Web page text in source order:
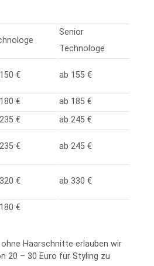
Senior
Technologe
€ ab 155 €
€
ab 185 €
€
ab 245 €
€ ab 245 €
€ ab 330 €
€
ohne Haarschnitte erlauben wir
20 – 30 Euro für Styling zu